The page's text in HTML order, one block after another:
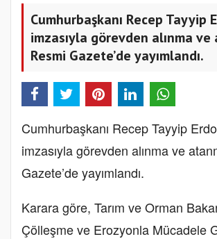
Cumhurbaşkanı Recep Tayyip
imzasıyla görevden alınma
Resmi Gazete’de yayımlandı.
Cumhurbaşkanı Recep Tayyip
imzasıyla görevden alınma ve
Gazete’de yayımlandı.
Karara göre, Tarım ve Orman
Çölleşme ve Erozyonla Mücadele